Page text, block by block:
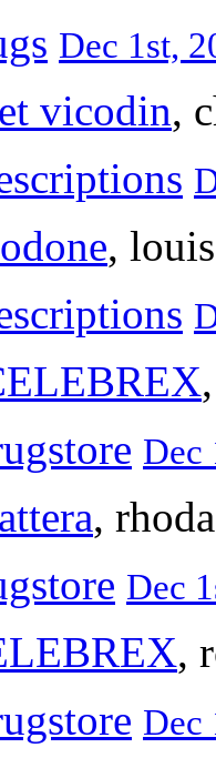
Dec 1st,
vicodin,
,
Dec
,
Dec
,
Dec